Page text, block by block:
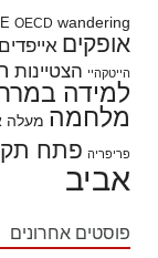
OECD wandering
אופקים אייפדים
הייטקהיי הצטיינות
למידה
מלחמה מעלה
פריפריה פתח
אביב
פוסטים אחרונים